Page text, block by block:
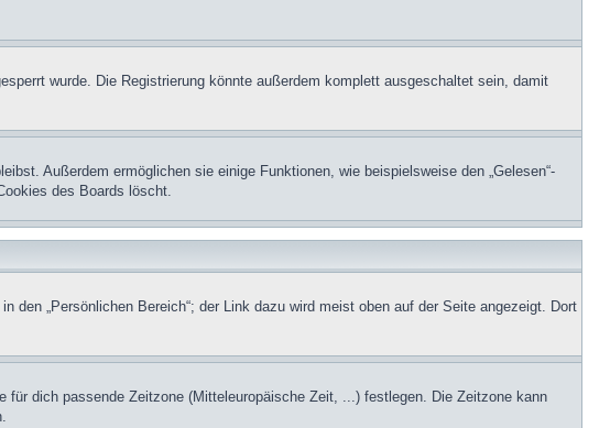
wurde. Die Registrierung könnte außerdem komplett ausgeschaltet sein, damit
Außerdem ermöglichen sie einige Funktionen, wie beispielsweise den „Gelesen“-
des Boards löscht.
„Persönlichen Bereich“; der Link dazu wird meist oben auf der Seite angezeigt. Dort
dich passende Zeitzone (Mitteleuropäische Zeit, ...) festlegen. Die Zeitzone kann